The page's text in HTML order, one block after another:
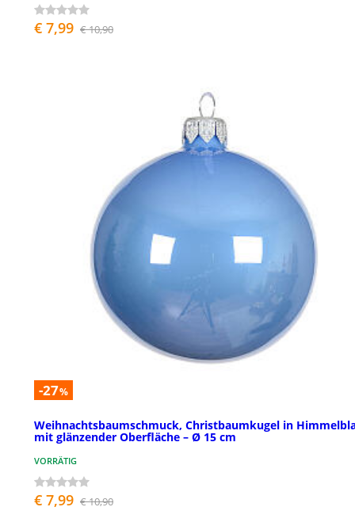
€ 7,99 € 10,90
-27%
Weihnachtsbaumschmuck, Christbaumkugel in
mit glänzender Oberfläche – Ø 15 cm
VORRÄTIG
€ 7,99 € 10,90